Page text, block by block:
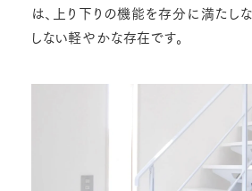
は、上り下りの機能を存分に満たし
しない軽やかな存在です。